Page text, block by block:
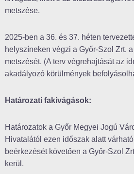
metszése.
2025-ben a 36. és 37. héten
helyszíneken végzi a Győr-Szol Zrt.
metszését. (A terv végrehajtását az
akadályozó körülmények
Határozati fakivágások:
Határozatok a Győr Megyei Jogú
Hivatalától ezen időszak alatt
beérkezését követően a Győr-Szol
kerül.